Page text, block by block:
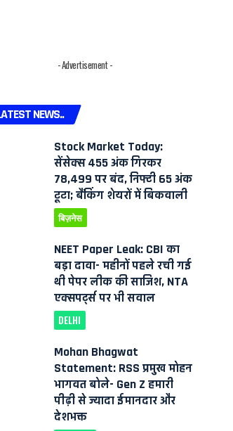
- Advertisement -
NEWS..
Stock Market Today:
सेंसेक्स 455 अंक गिरकर
78,499 पर बंद, निफ्टी 65 अंक
टूटा; बैंकिंग शेयरों में बिकवाली
बिज़नेस
NEET Paper Leak: CBI का
बड़ा दावा- महीनों पहले रची गई
थी पेपर लीक की साजिश, NTA
एक्सपर्ट्स पर भी सवाल
DELHI
Mohan Bhagwat
Statement: RSS प्रमुख मोहन
भागवत बोले- Gen Z हमारी
पीढ़ी से ज्यादा ईमानदार और
देशभक्त